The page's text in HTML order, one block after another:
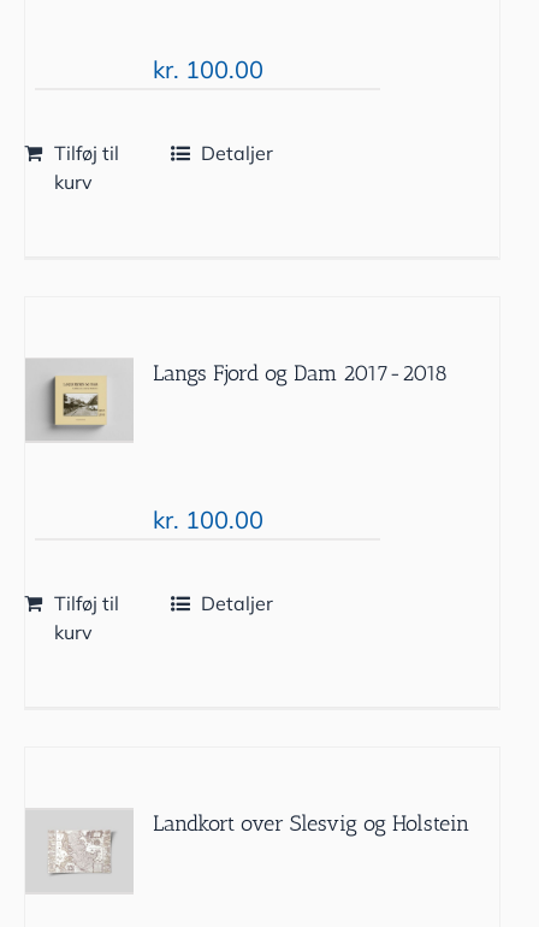
kr. 100.00
Tilføj til
kurv
Detaljer
Langs Fjord og Dam 2017-2018
kr. 100.00
Tilføj til
kurv
Detaljer
Landkort over Slesvig og Holstein